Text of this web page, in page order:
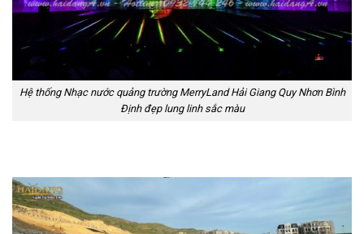
Hệ thống Nhạc nước quảng trường MerryLand Hải Giang Quy Nhơn Bình
Định đẹp lung linh sắc màu